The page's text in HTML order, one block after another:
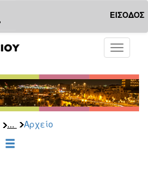
ΕΙΣΟΔΟΣ
Toggle
... Αρχείο